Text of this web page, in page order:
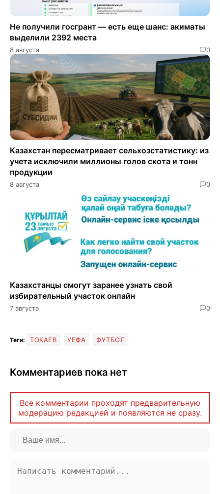
Не получили госгрант — есть еще шанс: акиматы
выделили 2392 места
8 августа 0
Казахстан пересматривает сельхозстатистику: из
учета исключили миллионы голов скота и тонн
продукции
8 августа 0
Казахстанцы смогут заранее узнать свой
избирательный участок онлайн
7 августа 0
Теги: ТОКАЕВ УЕФА ФУТБОЛ
Комментариев пока нет
Все комментарии проходят предварительную
модерацию редакцией и появляются не сразу.